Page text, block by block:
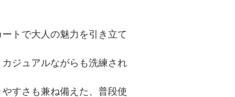
トで大人の魅力を引き立て
ジュアルながらも洗練され
すさも兼ね備えた、普段使